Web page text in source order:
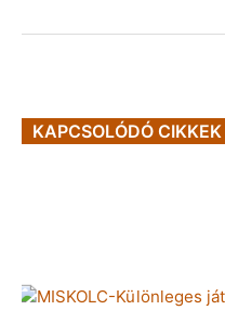
KAPCSOLÓDÓ CIKKEK